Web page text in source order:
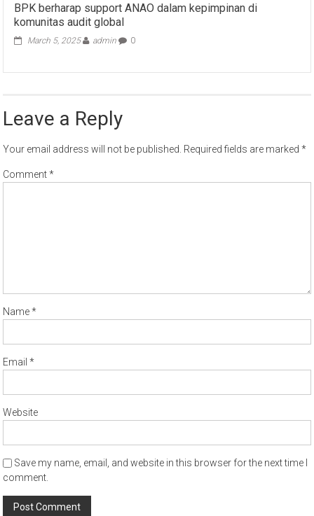
BPK berharap support ANAO dalam kepimpinan di
komunitas audit global
March 5, 2025 admin 0
Leave a Reply
Your email address will not be published. Required fields are marked*
Comment*
Name*
Email*
Website
Save my name, email, and website in this browser for the next time I
comment.